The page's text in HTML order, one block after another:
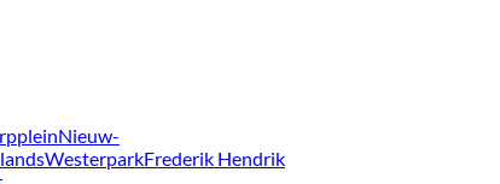
Nieuw-
WesterparkFrederik Hendrik